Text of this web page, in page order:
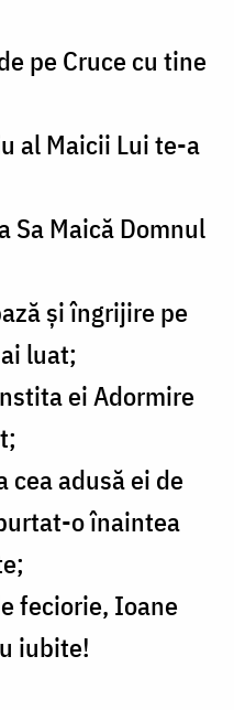
pe Cruce cu tine
al Maicii Lui te-a
Sa Maică Domnul
şi îngrijire pe
luat;
ei Adormire
cea adusă ei de
o înaintea
feciorie, Ioane
iubite!